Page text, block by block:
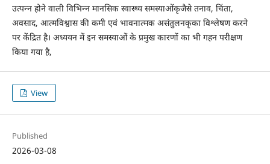
उत्पन्न होने वाली विभिन्न मानसिक स्वास्थ्य समस्याओंकृजैसे तनाव, चिंता,
अवसाद, आत्मविश्वास की कमी एवं भावनात्मक असंतुलनकृका विश्लेषण करने
पर केंद्रित है। अध्ययन में इन समस्याओं के प्रमुख कारणों का भी गहन परीक्षण
किया गया है,
View
Published
2026-03-08